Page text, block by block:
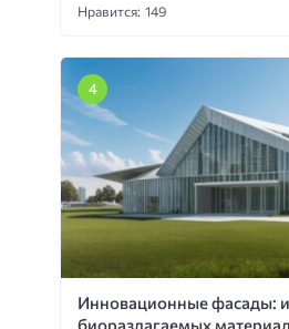
Нравится: 149
Инновационные фасады:
биоразлагаемых